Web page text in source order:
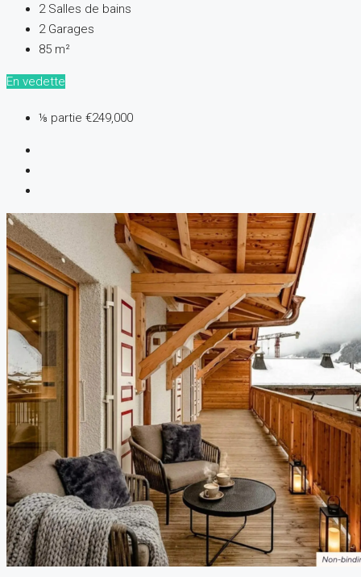
2 Salles de bains
2 Garages
85 m²
En vedette
⅛ partie €249,000